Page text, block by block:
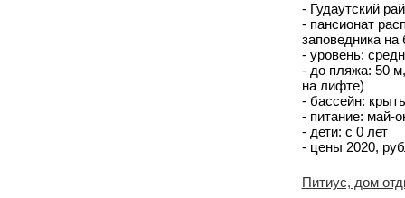
- Гудаутский
- пансионат
заповедника на
- уровень:
- до пляжа: 50
на лифте)
- бассейн:
- питание: май-
- дети: с 0 лет
- цены 2020,
Питиус, дом